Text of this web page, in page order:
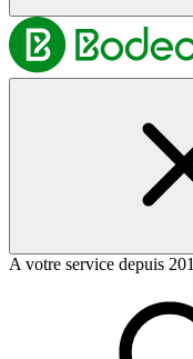
A votre service depuis